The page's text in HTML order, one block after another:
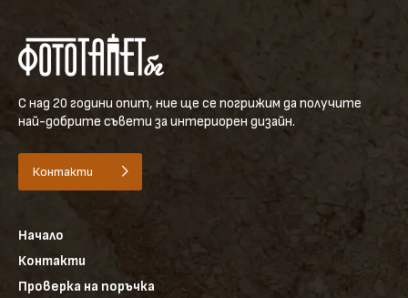
С над 20 години опит, ние ще се погрижим да получите
най-добрите съвети за интериорен дизайн.
Контакти
Начало
Контакти
Проверка на поръчка